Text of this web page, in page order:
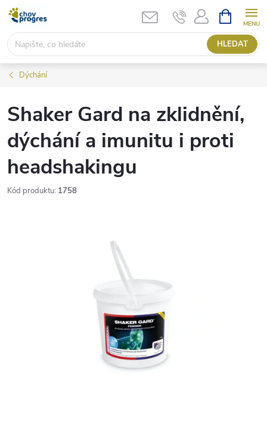
Přejít
obsah
HLEDAT
NÁKUPNÍ
KOŠÍK
Dýchání
Shaker Gard na zklidnění,
dýchání a imunitu i proti
headshakingu
Kód produktu: 1758